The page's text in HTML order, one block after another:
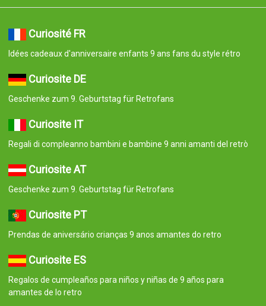
Curiosité FR
Idées cadeaux d'anniversaire enfants 9 ans fans du style rétro
Curiosite DE
Geschenke zum 9. Geburtstag für Retrofans
Curiosite IT
Regali di compleanno bambini e bambine 9 anni amanti del retrò
Curiosite AT
Geschenke zum 9. Geburtstag für Retrofans
Curiosite PT
Prendas de aniversário crianças 9 anos amantes do retro
Curiosite ES
Regalos de cumpleaños para niños y niñas de 9 años para
amantes de lo retro